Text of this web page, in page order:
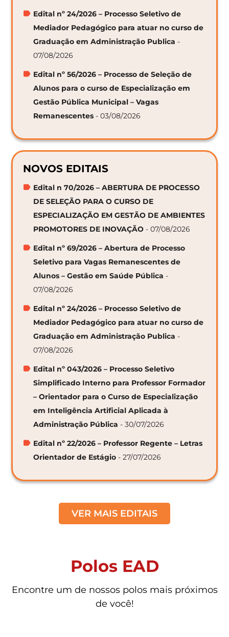
Edital nº 24/2026 – Processo Seletivo de
Mediador Pedagógico para atuar no curso de
Graduação em Administração Publica -
07/08/2026
Edital nº 56/2026 – Processo de Seleção de
Alunos para o curso de Especialização em
Gestão Pública Municipal – Vagas
Remanescentes - 03/08/2026
NOVOS EDITAIS
Edital n 70/2026 – ABERTURA DE PROCESSO
DE SELEÇÃO PARA O CURSO DE
ESPECIALIZAÇÃO EM GESTÃO DE AMBIENTES
PROMOTORES DE INOVAÇÃO - 07/08/2026
Edital nº 69/2026 – Abertura de Processo
Seletivo para Vagas Remanescentes de
Alunos – Gestão em Saúde Pública -
07/08/2026
Edital nº 24/2026 – Processo Seletivo de
Mediador Pedagógico para atuar no curso de
Graduação em Administração Publica -
07/08/2026
Edital nº 043/2026 – Processo Seletivo
Simplificado Interno para Professor Formador
– Orientador para o Curso de Especialização
em Inteligência Artificial Aplicada à
Administração Pública - 30/07/2026
Edital nº 22/2026 – Professor Regente – Letras
Orientador de Estágio - 27/07/2026
VER MAIS EDITAIS
Polos EAD
Encontre um de nossos polos mais próximos
de você!